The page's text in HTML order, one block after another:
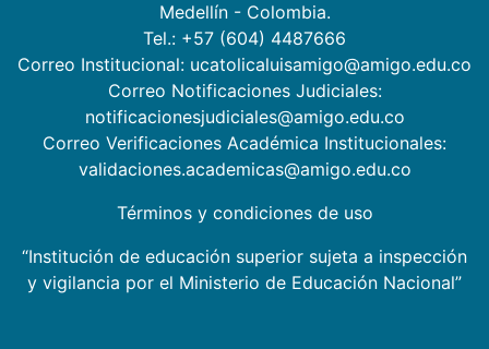
Medellín - Colombia.
Tel.: +57 (604) 4487666
Correo Institucional: ucatolicaluisamigo@amigo.edu.co
Correo Notificaciones Judiciales:
notificacionesjudiciales@amigo.edu.co
Correo Verificaciones Académica Institucionales:
validaciones.academicas@amigo.edu.co
Términos y condiciones de uso
“Institución de educación superior sujeta a inspección
y vigilancia por el Ministerio de Educación Nacional”